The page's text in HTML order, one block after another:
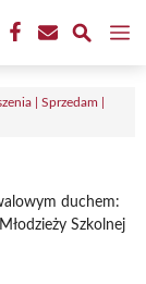
| Sprzedam |
duchem:
Szkolnej